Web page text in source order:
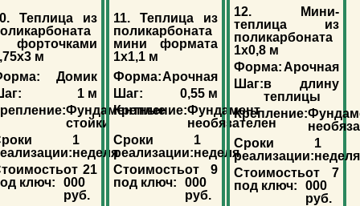
Теплица из
форточками
м
Домик
1 м
Фундаментные
стойки
1
неделя
ключ:
от 21
000
руб.
11. Теплица из
поликарбоната
мини формата
1х1,1 м
Форма:Арочная
Шаг:
0,55 м
Крепление:Фундамент
необязателен
Сроки
реализации:
1
неделя
Стоимость
под ключ:
от 9
000
руб.
12. Мини-
теплица из
поликарбоната
1х0,8 м
Форма:Арочная
Шаг:в длину
теплицы
Крепление:
Сроки
реализации:
1
неделя
Стоимость
под ключ:
от 7
000
руб.